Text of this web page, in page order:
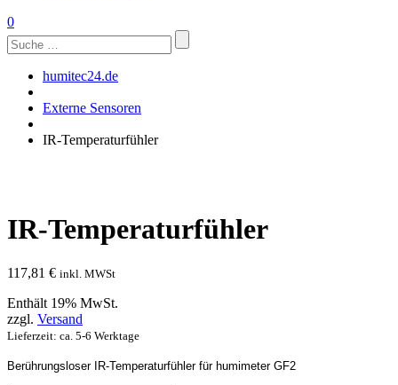
0
Suchen
nach:
humitec24.de
Externe Sensoren
IR-Temperaturfühler
IR-Temperaturfühler
117,81 € inkl. MWSt
Enthält 19% MwSt.
zzgl. Versand
Lieferzeit: ca. 5-6 Werktage
Berührungsloser IR-Temperaturfühler für humimeter GF2